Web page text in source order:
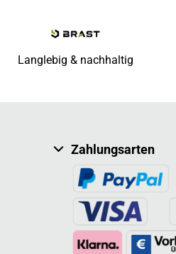
Langlebig & nachhaltig
Zahlungsarten